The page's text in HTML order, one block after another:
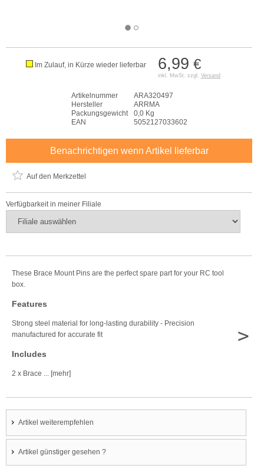
6,99 €
inkl. MwSt. zzgl. Versand
Im Zulauf, in Kürze wieder lieferbar
Artikelnummer
ARA320497
Hersteller
ARRMA
Packungsgewicht
0,0 Kg
EAN
5052127033602
Benachrichtigen wenn Artikel lieferbar
Auf den Merkzettel
Verfügbarkeit in meiner Filiale
These Brace Mount Pins are the perfect spare part for your RC tool
box.
Features
Strong steel material for long-lasting durability - Precision
manufactured for accurate fit
Includes
2 x Brace ... [mehr]
>
Artikel weiterempfehlen
Artikel günstiger gesehen ?